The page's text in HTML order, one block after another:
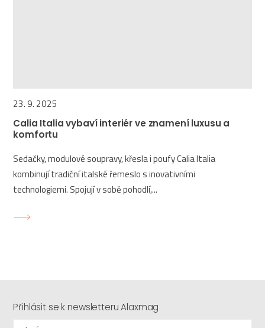
23. 9. 2025
Calia Italia vybaví interiér ve znamení luxusu a
komfortu
Sedačky, modulové soupravy, křesla i poufy Calia Italia
kombinují tradiční italské řemeslo s inovativními
technologiemi. Spojují v sobě pohodlí,...
Přihlásit se k newsletteru Alaxmag